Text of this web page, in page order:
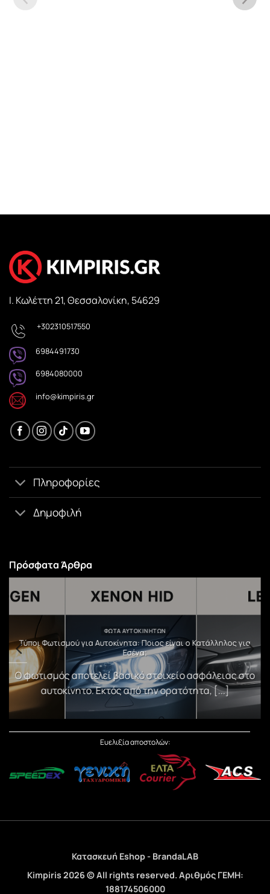
Ι. Κωλέττη 21, Θεσσαλονίκη, 54629
+302310517550
6984491730
6984080000
info@kimpiris.gr
Πληροφορίες
Δημοφιλή
Πρόσφατα Άρθρα
ΦΏΤΑ ΑΥΤΟΚΙΝΉΤΩΝ
Τύποι Φωτισμού για Αυτοκίνητα: Ποιος είναι ο Κατάλληλος για
Εσένα;
Ο φωτισμός αποτελεί βασικό στοιχείο ασφάλειας στο
αυτοκίνητο. Εκτός από την ορατότητα, [...]
Ευελιξία αποστολών:
Κατασκευή Eshop - BrandaLAB
Kimpiris 2026 © All rights reserved. Αριθμός ΓΕΜΗ:
188174506000